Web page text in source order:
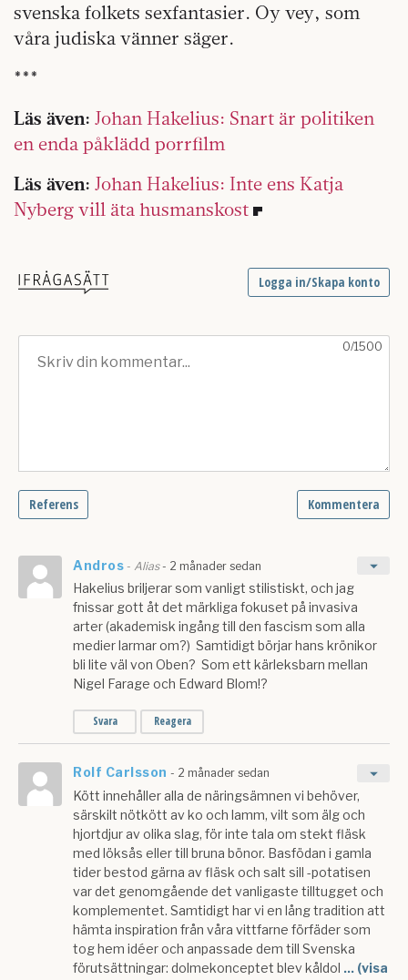
svenska folkets sexfantasier. Oy vey, som
våra judiska vänner säger.
***
Läs även: Johan Hakelius: Snart är politiken
en enda påklädd porrfilm
Läs även: Johan Hakelius: Inte ens Katja
Nyberg vill äta husmanskost